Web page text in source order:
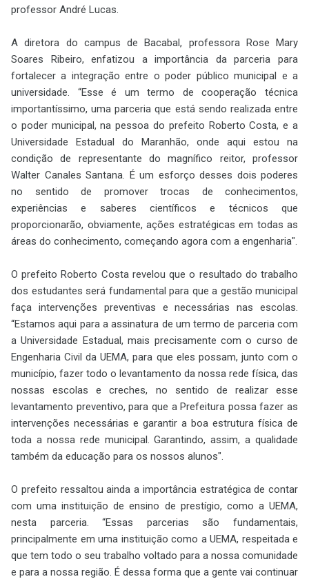
professor André Lucas.
A diretora do campus de Bacabal, professora Rose Mary
Soares Ribeiro, enfatizou a importância da parceria para
fortalecer a integração entre o poder público municipal e a
universidade. “Esse é um termo de cooperação técnica
importantíssimo, uma parceria que está sendo realizada entre
o poder municipal, na pessoa do prefeito Roberto Costa, e a
Universidade Estadual do Maranhão, onde aqui estou na
condição de representante do magnífico reitor, professor
Walter Canales Santana. É um esforço desses dois poderes
no sentido de promover trocas de conhecimentos,
experiências e saberes científicos e técnicos que
proporcionarão, obviamente, ações estratégicas em todas as
áreas do conhecimento, começando agora com a engenharia".
O prefeito Roberto Costa revelou que o resultado do trabalho
dos estudantes será fundamental para que a gestão municipal
faça intervenções preventivas e necessárias nas escolas.
“Estamos aqui para a assinatura de um termo de parceria com
a Universidade Estadual, mais precisamente com o curso de
Engenharia Civil da UEMA, para que eles possam, junto com o
município, fazer todo o levantamento da nossa rede física, das
nossas escolas e creches, no sentido de realizar esse
levantamento preventivo, para que a Prefeitura possa fazer as
intervenções necessárias e garantir a boa estrutura física de
toda a nossa rede municipal. Garantindo, assim, a qualidade
também da educação para os nossos alunos".
O prefeito ressaltou ainda a importância estratégica de contar
com uma instituição de ensino de prestígio, como a UEMA,
nesta parceria. “Essas parcerias são fundamentais,
principalmente em uma instituição como a UEMA, respeitada e
que tem todo o seu trabalho voltado para a nossa comunidade
e para a nossa região. É dessa forma que a gente vai continuar